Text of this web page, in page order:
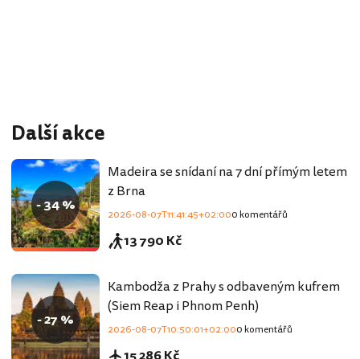
Další akce
- 34 %
Madeira se snídaní na 7 dní přímým letem
z Brna
2026-08-07T11:41:45+02:000 komentářů
13 790 Kč
- 27 %
Kambodža z Prahy s odbaveným kufrem
(Siem Reap i Phnom Penh)
2026-08-07T10:50:01+02:000 komentářů